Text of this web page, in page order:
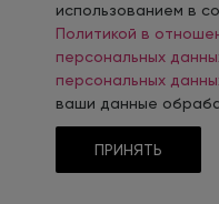
Согласие на
Разработка, сопровождение и
использованием в
Политикой в
персональных
персональных
ваши данные
ПРИНЯТЬ